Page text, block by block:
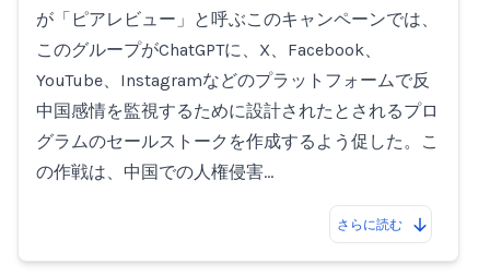
が「ピアレビュー」と呼ぶこのキャンペーンでは、
このグループがChatGPTに、X、Facebook、
YouTube、Instagramなどのプラットフォームで反
中国感情を監視するために設計されたとされるプロ
グラムのセールストークを作成するよう促した。こ
の作戦は、中国での人権侵害…
さらに読む